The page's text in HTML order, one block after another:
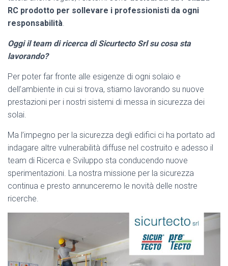
RC prodotto per sollevare i professionisti da ogni
responsabilità.
Oggi il team di ricerca di Sicurtecto Srl su cosa sta
lavorando?
Per poter far fronte alle esigenze di ogni solaio e
dell’ambiente in cui si trova, stiamo lavorando su nuove
prestazioni per i nostri sistemi di messa in sicurezza dei
solai.
Ma l’impegno per la sicurezza degli edifici ci ha portato ad
indagare altre vulnerabilità diffuse nel costruito e adesso il
team di Ricerca e Sviluppo sta conducendo nuove
sperimentazioni. La nostra missione per la sicurezza
continua e presto annunceremo le novità delle nostre
ricerche.